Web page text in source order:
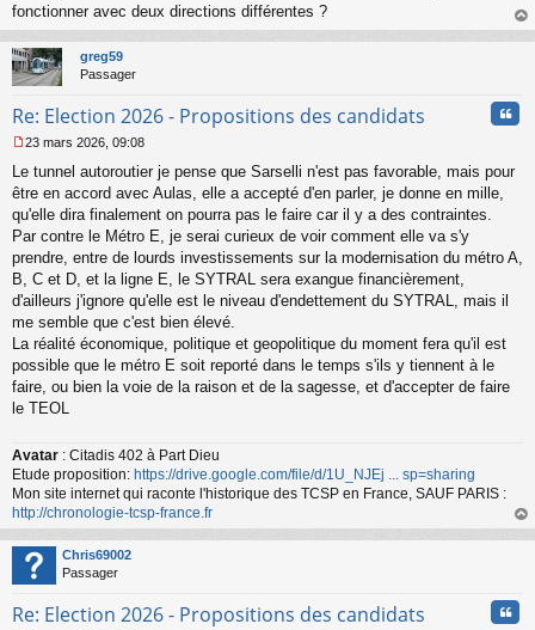
o
n
l
u
fonctionner avec deux directions différentes ?
au
greg59
Passager
Re: Election 2026 - Propositions des candidats
e
s
s
g
e
n
o
n
u
23 mars 2026, 09:08
Le tunnel autoroutier je pense que Sarselli n'est pas favorable, mais pour
être en accord avec Aulas, elle a accepté d'en parler, je donne en mille,
qu'elle dira finalement on pourra pas le faire car il y a des contraintes.
Par contre le Métro E, je serai curieux de voir comment elle va s'y
prendre, entre de lourds investissements sur la modernisation du métro A,
B, C et D, et la ligne E, le SYTRAL sera exangue financièrement,
d'ailleurs j'ignore qu'elle est le niveau d'endettement du SYTRAL, mais il
me semble que c'est bien élevé.
La réalité économique, politique et geopolitique du moment fera qu'il est
possible que le métro E soit reporté dans le temps s'ils y tiennent à le
faire, ou bien la voie de la raison et de la sagesse, et d'accepter de faire
le TEOL
Avatar : Citadis 402 à Part Dieu
Etude proposition: https://drive.google.com/file/d/1U_NJEj ... sp=sharing
Mon site internet qui raconte l'historique des TCSP en France, SAUF PARIS :
http://chronologie-tcsp-france.fr
au
Chris69002
Passager
Re: Election 2026 - Propositions des candidats